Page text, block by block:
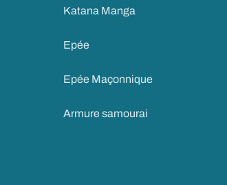
Katana Manga
Epée
Epée Maçonnique
Armure samourai